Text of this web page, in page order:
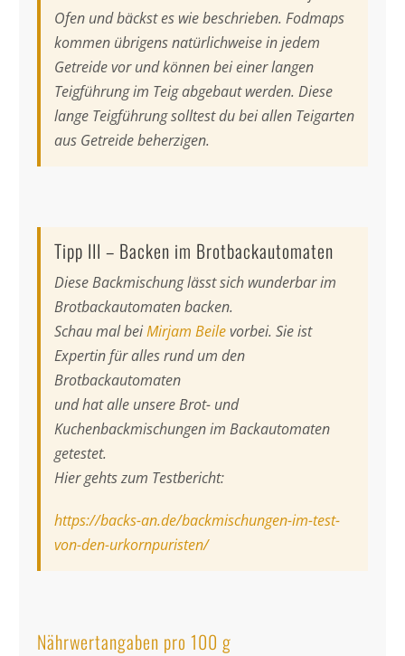
Ofen und bäckst es wie beschrieben. Fodmaps
kommen übrigens natürlichweise in jedem
Getreide vor und können bei einer langen
Teigführung im Teig abgebaut werden. Diese
lange Teigführung solltest du bei allen Teigarten
aus Getreide beherzigen.
Tipp III – Backen im Brotbackautomaten
Diese Backmischung lässt sich wunderbar im
Brotbackautomaten backen.
Schau mal beiMirjam Beilevorbei. Sie ist
Expertin für alles rund um den
Brotbackautomaten
und hat alle unsere Brot- und
Kuchenbackmischungen im Backautomaten
getestet.
Hier gehts zum Testbericht:
https://backs-an.de/backmischungen-im-test-
von-den-urkornpuristen/
Nährwertangaben pro 100 g